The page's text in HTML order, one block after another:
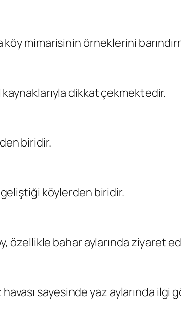
mimarisinin örneklerini
kaynaklarıyla dikkat çekmektedir.
biridir.
geliştiği köylerden biridir.
özellikle bahar aylarında ziyaret
sayesinde yaz aylarında ilgi